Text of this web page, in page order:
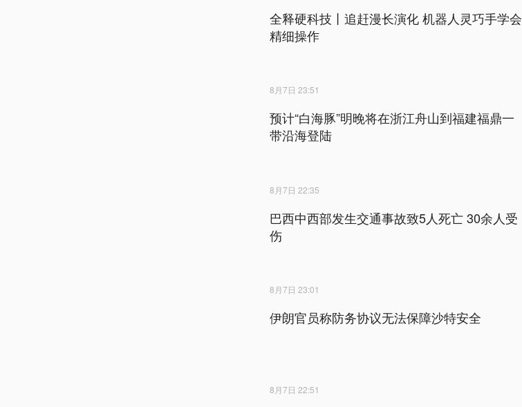
全释硬科技丨追赶漫长演化 机器人灵巧手学会
精细操作
8月7日 23:51
预计“白海豚”明晚将在浙江舟山到福建福鼎一
带沿海登陆
8月7日 22:35
巴西中西部发生交通事故致5人死亡 30余人受
伤
8月7日 23:01
伊朗官员称防务协议无法保障沙特安全
8月7日 22:51